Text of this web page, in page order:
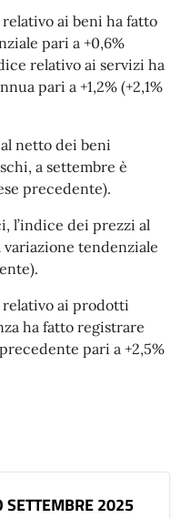
ai beni ha fatto
pari a +0,6%
relativo ai servizi ha
pari a +1,2% (+2,1%
netto dei beni
a settembre è
precedente).
l’indice dei prezzi al
tendenziale
relativo ai prodotti
ha fatto registrare
pari a +2,5%
SETTEMBRE 2025